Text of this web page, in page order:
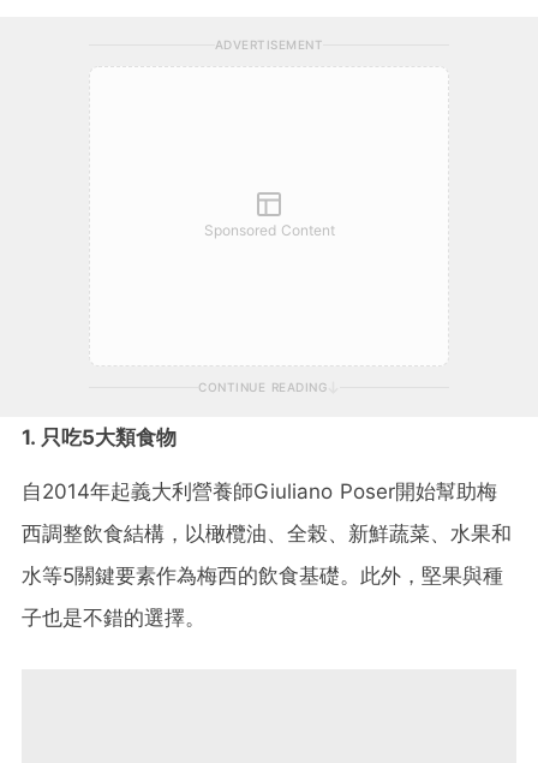
ADVERTISEMENT
Sponsored Content
CONTINUE READING
1. 只吃5大類食物
自2014年起義大利營養師Giuliano Poser開始幫助梅
西調整飲食結構，以橄欖油、全榖、新鮮蔬菜、水果和
水等5關鍵要素作為梅西的飲食基礎。此外，堅果與種
子也是不錯的選擇。